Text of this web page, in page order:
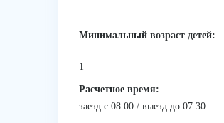
Минимальный возраст детей:
1
Расчетное время:
заезд с 08:00 / выезд до 07:30